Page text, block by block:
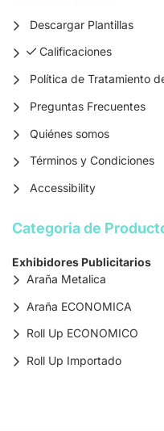
Descargar Plantillas
Calificaciones
Calificaciones
Política de Tratamiento
Preguntas Frecuentes
Quiénes somos
Términos y Condiciones
Accessibility
Categoria de
Exhibidores Publicitarios
Araña Metalica
Araña ECONOMICA
Roll Up ECONOMICO
Roll Up Importado